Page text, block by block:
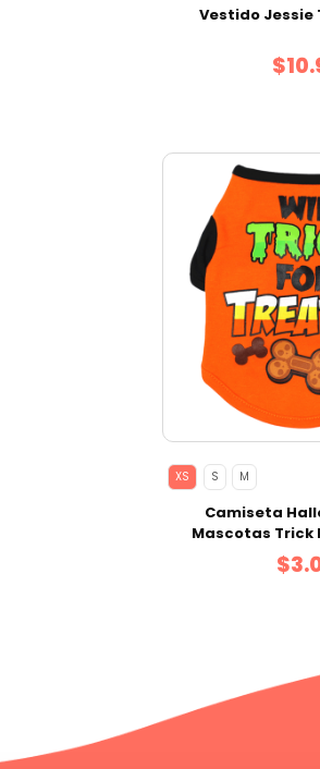
Vestido Jessie
XS S M
Camiseta
Mascotas Trick